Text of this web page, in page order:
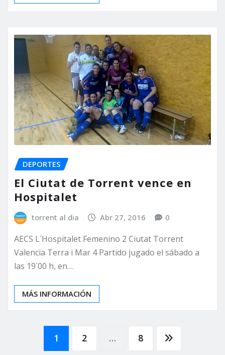
DEPORTES
El Ciutat de Torrent vence en
Hospitalet
torrent al dia Abr 27, 2016 0
AECS L´Hospitalet Femenino 2 Ciutat Torrent
Valencia Terra i Mar 4 Partido jugado el sábado a
las 19´00 h, en…
MÁS INFORMACIÓN
Paginación
1 2 … 8